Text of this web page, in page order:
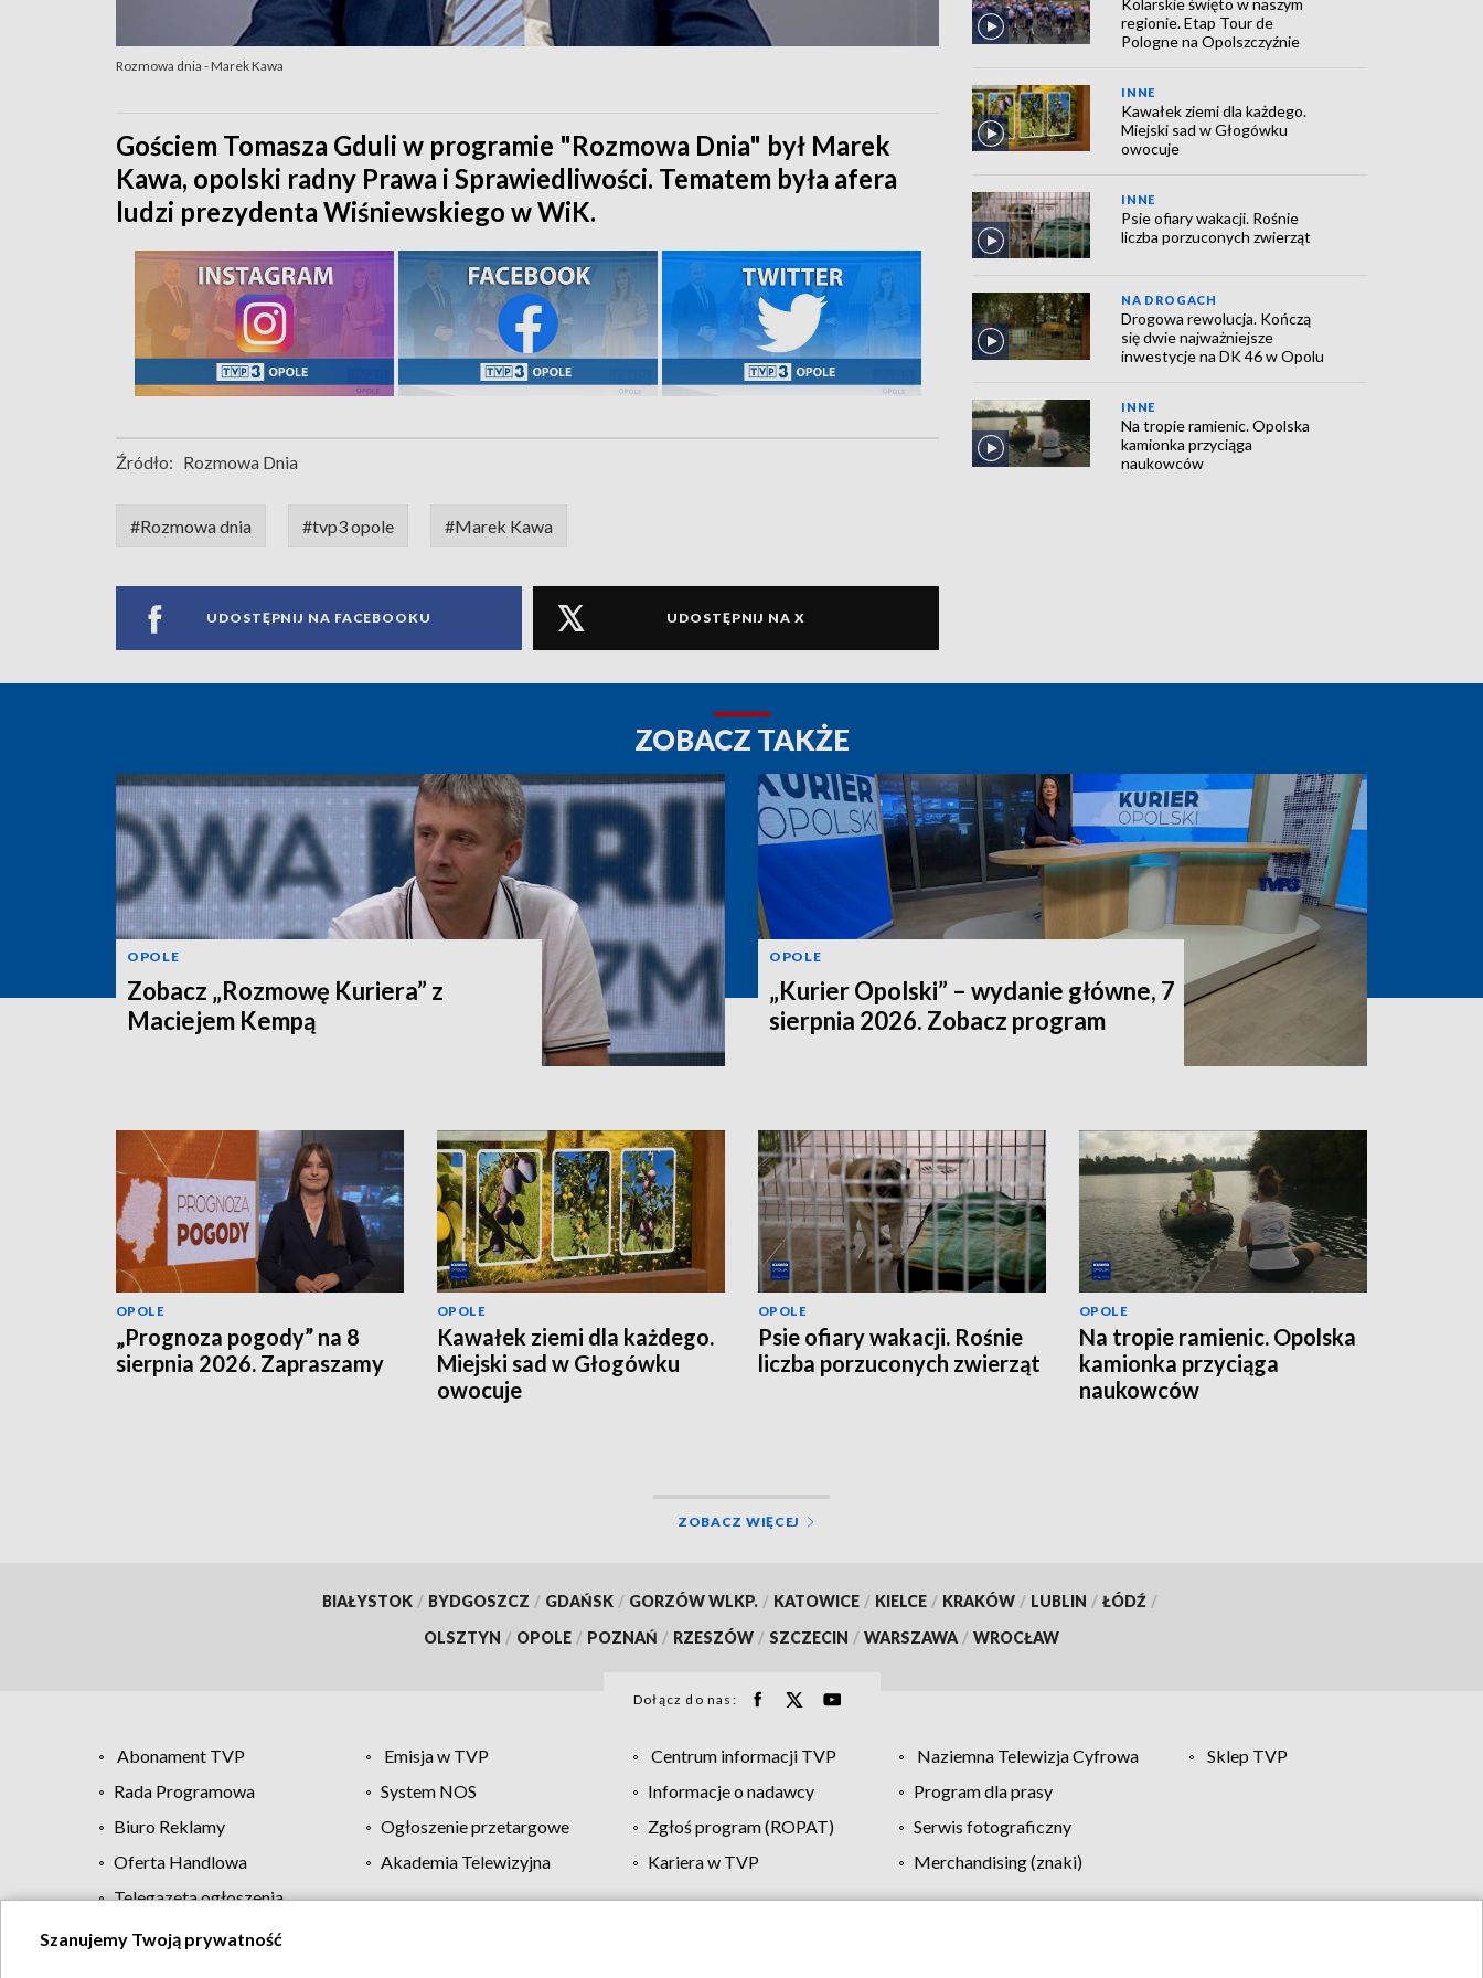
Rozmowa dnia - Marek Kawa
Gościem Tomasza Gduli w programie "Rozmowa Dnia" był Marek
Kawa, opolski radny Prawa i Sprawiedliwości. Tematem była afera
ludzi prezydenta Wiśniewskiego w WiK.
Źródło: Rozmowa Dnia
#Rozmowa dnia #tvp3 opole #Marek Kawa
UDOSTĘPNIJ NA FACEBOOKU UDOSTĘPNIJ NA X
regionie. Etap Tour de
Pologne na Opolszczyźnie
INNE
Kawałek ziemi dla każdego.
Miejski sad w Głogówku
owocuje
INNE
Psie ofiary wakacji. Rośnie
liczba porzuconych zwierząt
NA DROGACH
Drogowa rewolucja. Kończą
się dwie najważniejsze
inwestycje na DK 46 w Opolu
INNE
Na tropie ramienic. Opolska
kamionka przyciąga
naukowców
ZOBACZ TAKŻE
OPOLE
Zobacz „Rozmowę Kuriera” z
Maciejem Kempą
OPOLE
„Kurier Opolski” – wydanie główne, 7
sierpnia 2026. Zobacz program
OPOLE
„Prognoza pogody” na 8
sierpnia 2026. Zapraszamy
OPOLE
Kawałek ziemi dla każdego.
Miejski sad w Głogówku
owocuje
OPOLE
Psie ofiary wakacji. Rośnie
liczba porzuconych zwierząt
OPOLE
Na tropie ramienic. Opolska
kamionka przyciąga
naukowców
ZOBACZ WIĘCEJ
BIAŁYSTOK / BYDGOSZCZ / GDAŃSK / GORZÓW WLKP. / KATOWICE / KIELCE / KRAKÓW / LUBLIN / ŁÓDŹ /
OLSZTYN / OPOLE / POZNAŃ / RZESZÓW / SZCZECIN / WARSZAWA / WROCŁAW
Dołącz do nas:
Abonament TVP Emisja w TVP Centrum informacji TVP Naziemna Telewizja Cyfrowa
Sklep TVP
Rada Programowa
System NOS Informacje o nadawcy
Program dla prasy
Biuro Reklamy
Ogłoszenie przetargowe Zgłoś program (ROPAT)
Serwis fotograficzny
Oferta Handlowa
Akademia Telewizyjna Kariera w TVP
Merchandising (znaki)
Telegazeta ogłoszenia
Szanujemy Twoją prywatność